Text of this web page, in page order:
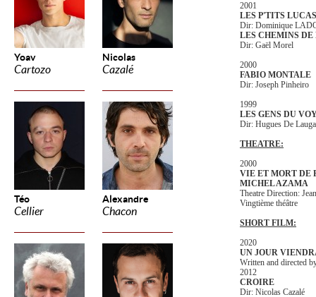
Yoav
Cartozo
Nicolas
Cazalé
Téo
Cellier
Alexandre
Chacon
2001
LES P'TITS LUCAS
Dir: Dominique
LES CHEMINS DE
Dir: Gaël Morel
2000
FABIO MONTALE
Dir: Joseph Pinheiro
1999
LES GENS DU
Dir: Hugues De
THEATRE:
2000
VIE ET MORT DE
MICHEL AZAMA
Theatre Direction:
Vingtième théâtre
SHORT FILM:
2020
UN JOUR
Written and directed
2012
CROIRE
Dir: Nicolas Cazalé